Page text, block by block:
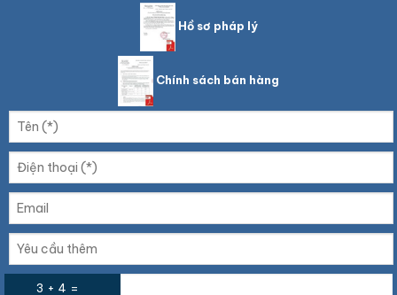
Hồ sơ pháp lý
Chính sách bán hàng
3 + 4 =